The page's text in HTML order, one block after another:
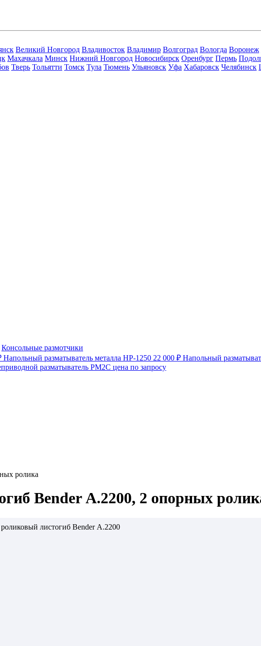
Великий Новгород Владивосток Владимир Волгоград Вологда Воронеж
Махачкала Минск Нижний Новгород Новосибирск Оренбург Пермь
Тверь Тольятти Томск Тула Тюмень Ульяновск Уфа Хабаровск Челябинск
Консольные размотчики
Напольный разматыватель металла HP-1250 22 000 ₽ Напольный
разматыватель РМ2С цена по запросу
ролика
Bender А.2200, 2 опорных